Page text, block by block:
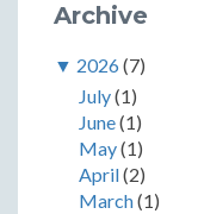
Archive
▼ 2026(7)
July(1)
June(1)
May(1)
April(2)
March(1)